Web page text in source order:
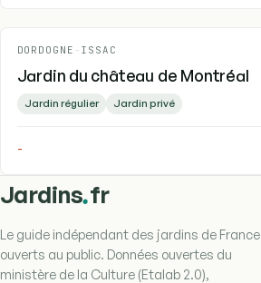
DORDOGNE - ISSAC
Jardin du château de Montréal
Jardin régulier Jardin privé
-
Jardins.fr
Le guide indépendant des jardins de France
ouverts au public. Données ouvertes du
ministère de la Culture (Etalab 2.0),